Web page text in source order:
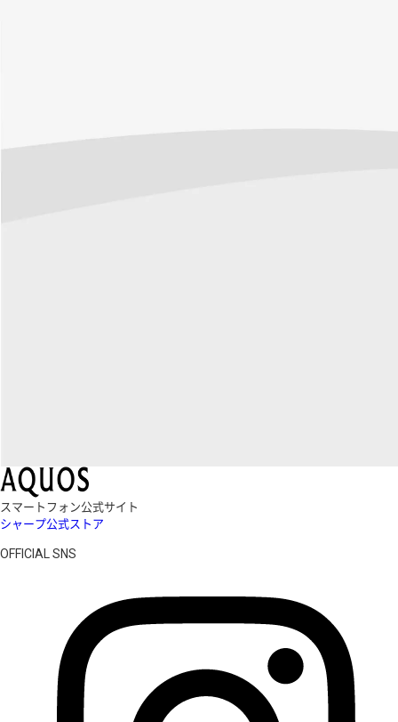
スマートフォン公式サイト
シャープ公式ストア
OFFICIAL SNS